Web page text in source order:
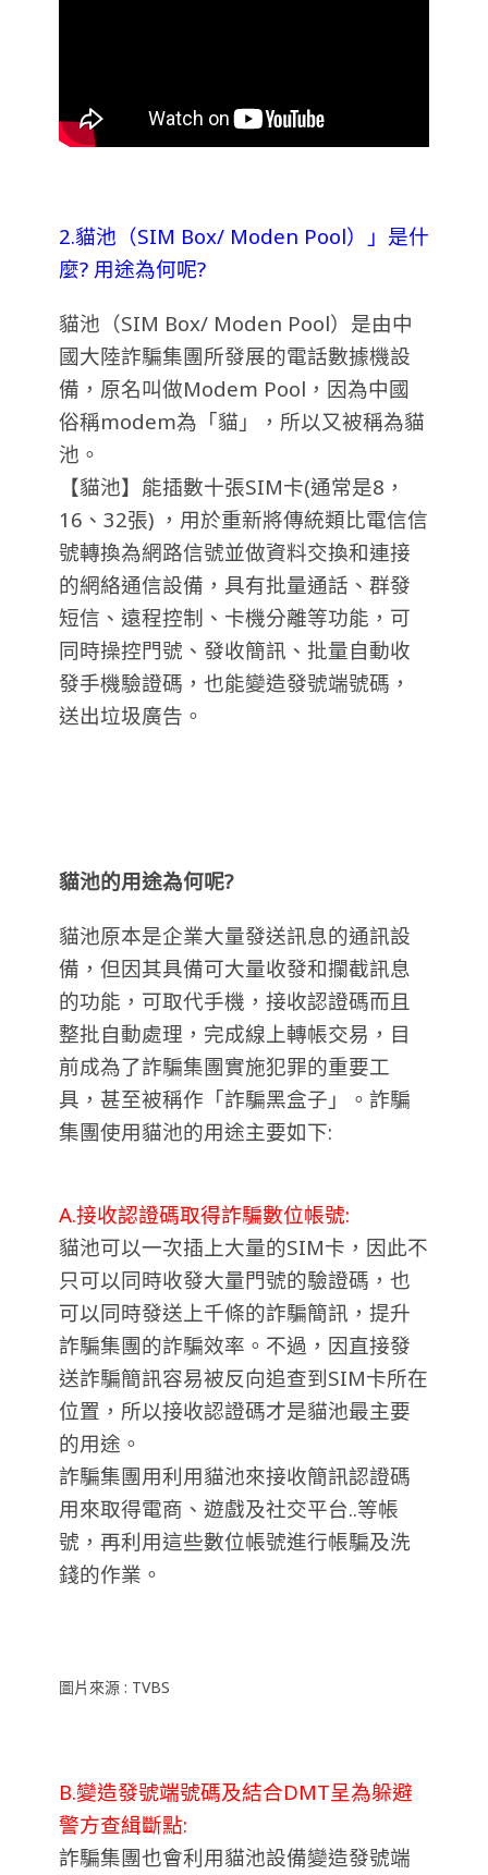
2.貓池（SIM Box/ Moden Pool）」是什
麼? 用途為何呢?
貓池（SIM Box/ Moden Pool）是由中
國大陸詐騙集團所發展的電話數據機設
備，原名叫做Modem Pool，因為中國
俗稱modem為「貓」，所以又被稱為貓
池。
【貓池】能插數十張SIM卡(通常是8，
16、32張) ，用於重新將傳統類比電信信
號轉換為網路信號並做資料交換和連接
的網絡通信設備，具有批量通話、群發
短信、遠程控制、卡機分離等功能，可
同時操控門號、發收簡訊、批量自動收
發手機驗證碼，也能變造發號端號碼，
送出垃圾廣告。
貓池的用途為何呢?
貓池原本是企業大量發送訊息的通訊設
備，但因其具備可大量收發和攔截訊息
的功能，可取代手機，接收認證碼而且
整批自動處理，完成線上轉帳交易，目
前成為了詐騙集團實施犯罪的重要工
具，甚至被稱作「詐騙黑盒子」。 詐騙
集團使用貓池的用途主要如下:
A.接收認證碼取得詐騙數位帳號:
貓池可以一次插上大量的SIM卡，因此不
只可以同時收發大量門號的驗證碼，也
可以同時發送上千條的詐騙簡訊，提升
詐騙集團的詐騙效率。不過，因直接發
送詐騙簡訊容易被反向追查到SIM卡所在
位置，所以接收認證碼才是貓池最主要
的用途。
詐騙集團用利用貓池來接收簡訊認證碼
用來取得電商、遊戲及社交平台..等帳
號，再利用這些數位帳號進行帳騙及洗
錢的作業。
圖片來源 : TVBS
B.變造發號端號碼及結合DMT呈為躲避
警方查緝斷點:
詐騙集團也會利用貓池設備變造發號端